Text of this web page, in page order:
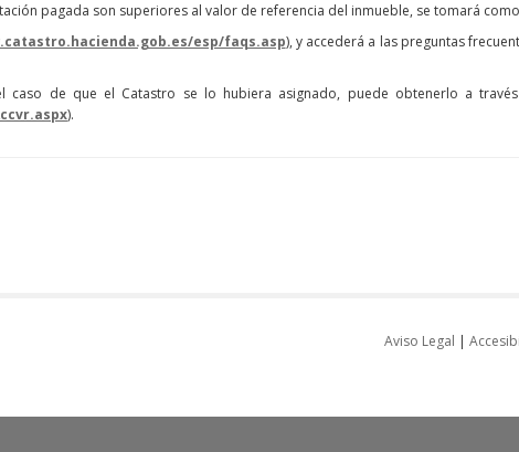
pagada son superiores al valor de referencia del inmueble, se tomará
esp/faqs.asp), y accederá a las preguntas
de que el Catastro se lo hubiera asignado, puede obtenerlo a
).
Aviso Legal |